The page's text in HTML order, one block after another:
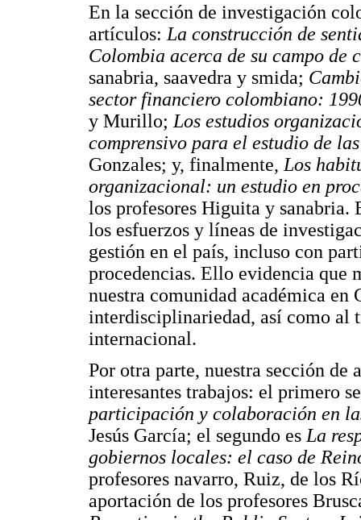
En la sección de investigación
artículos: La construcción de
Colombia acerca de su campo de
sanabria, saavedra y smida;
sector financiero colombiano:
y Murillo; Los estudios
comprensivo para el estudio de
Gonzales; y, finalmente, Los
organizacional: un estudio en
los profesores Higuita y sanabria.
los esfuerzos y líneas de
gestión en el país, incluso con
procedencias. Ello evidencia que
nuestra comunidad académica en
interdisciplinariedad, así como al
internacional.
Por otra parte, nuestra sección
interesantes trabajos: el primero
participación y colaboración en
Jesús García; el segundo esLa
gobiernos locales: el caso de
profesores navarro, Ruiz, de los
aportación de los profesores